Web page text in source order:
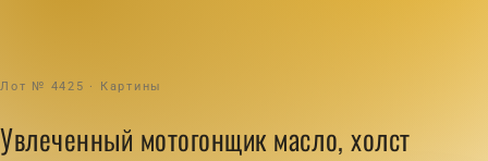
Лот № 4425 · Картины
Увлеченный мотогонщик масло, холст